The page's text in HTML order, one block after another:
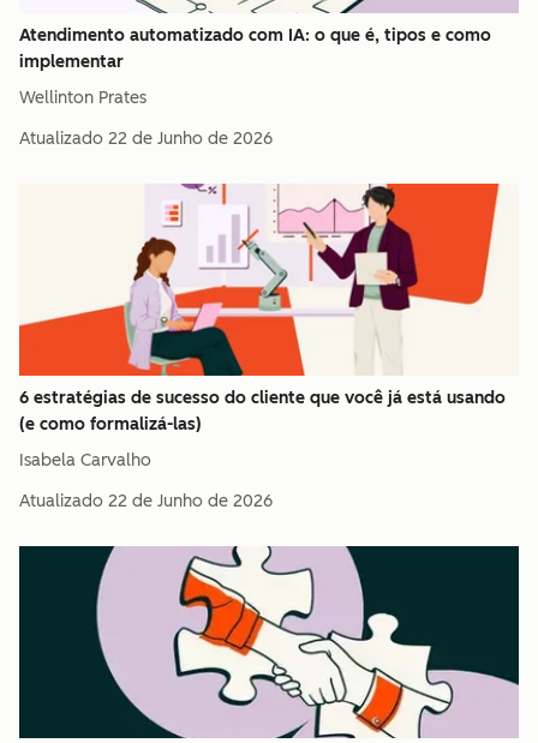
Atendimento automatizado com IA: o que é, tipos e como
implementar
Wellinton Prates
Atualizado 22 de Junho de 2026
6 estratégias de sucesso do cliente que você já está usando
(e como formalizá-las)
Isabela Carvalho
Atualizado 22 de Junho de 2026